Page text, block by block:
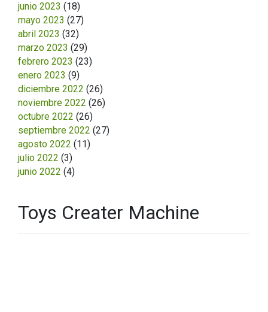
junio 2023 (18)
mayo 2023 (27)
abril 2023 (32)
marzo 2023 (29)
febrero 2023 (23)
enero 2023 (9)
diciembre 2022 (26)
noviembre 2022 (26)
octubre 2022 (26)
septiembre 2022 (27)
agosto 2022 (11)
julio 2022 (3)
junio 2022 (4)
Toys Creater Machine